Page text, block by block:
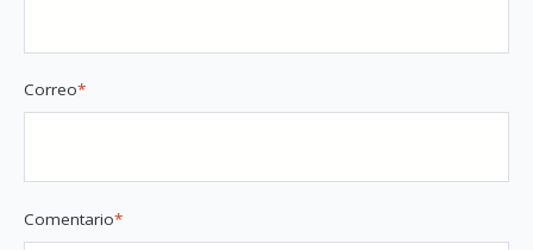
Correo*
Comentario*